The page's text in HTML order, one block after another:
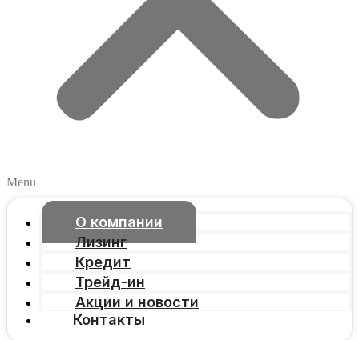
Menu
О компании
Лизинг
Кредит
Трейд-ин
Акции и новости
Контакты